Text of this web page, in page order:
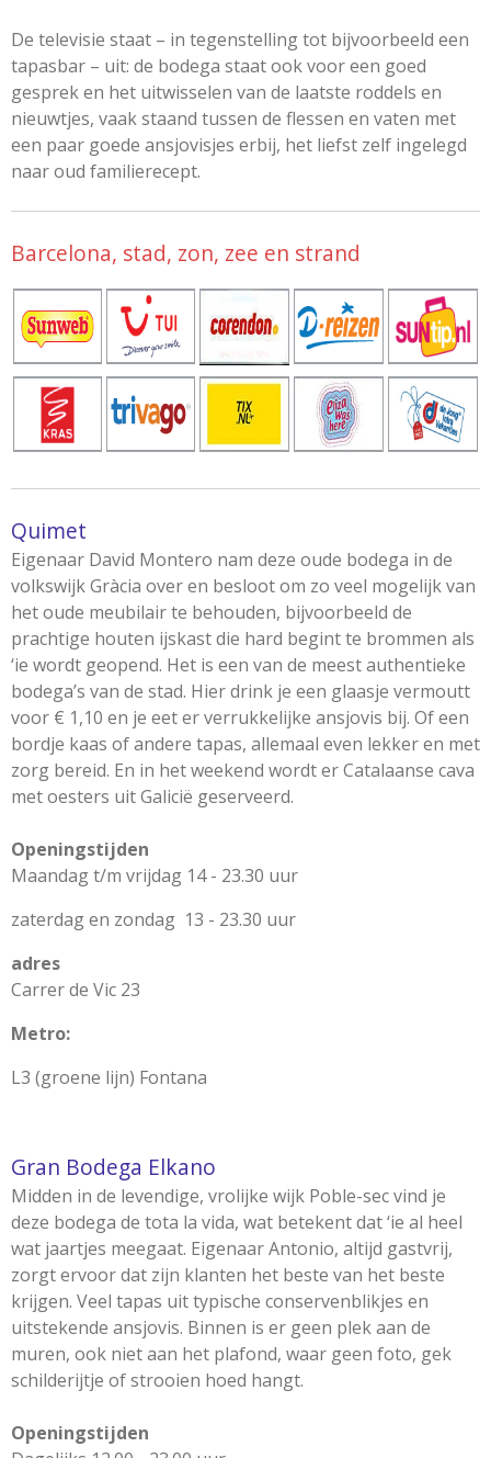
De televisie staat – in tegenstelling tot bijvoorbeeld een
tapasbar – uit: de bodega staat ook voor een goed
gesprek en het uitwisselen van de laatste roddels en
nieuwtjes, vaak staand tussen de flessen en vaten met
een paar goede ansjovisjes erbij, het liefst zelf ingelegd
naar oud familierecept.
Barcelona, stad, zon, zee en strand
Quimet
Eigenaar David Montero nam deze oude bodega in de
volkswijk Gràcia over en besloot om zo veel mogelijk van
het oude meubilair te behouden, bijvoorbeeld de
prachtige houten ijskast die hard begint te brommen als
‘ie wordt geopend. Het is een van de meest authentieke
bodega’s van de stad. Hier drink je een glaasje vermoutt
voor € 1,10 en je eet er verrukkelijke ansjovis bij. Of een
bordje kaas of andere tapas, allemaal even lekker en met
zorg bereid. En in het weekend wordt er Catalaanse cava
met oesters uit Galicië geserveerd.
Openingstijden
Maandag t/m vrijdag 14 - 23.30 uur
zaterdag en zondag 13 - 23.30 uur
adres
Carrer de Vic 23
Metro:
L3 (groene lijn) Fontana
Gran Bodega Elkano
Midden in de levendige, vrolijke wijk Poble-sec vind je
deze bodega de tota la vida, wat betekent dat ‘ie al heel
wat jaartjes meegaat. Eigenaar Antonio, altijd gastvrij,
zorgt ervoor dat zijn klanten het beste van het beste
krijgen. Veel tapas uit typische conservenblikjes en
uitstekende ansjovis. Binnen is er geen plek aan de
muren, ook niet aan het plafond, waar geen foto, gek
schilderijtje of strooien hoed hangt.
Openingstijden